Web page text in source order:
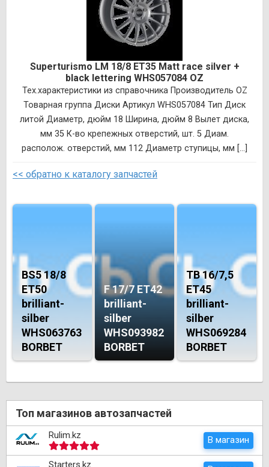
Superturismo LM 18/8 ET35 Matt race silver +
black lettering WHS057084 OZ
Тех.характеристики из справочника Производитель OZ
Товарная группа Диски Артикул WHS057084 Тип Диск
литой Диаметр, дюйм 18 Ширина, дюйм 8 Вылет диска,
мм 35 К-во крепежных отверстий, шт. 5 Диам.
располож. отверстий, мм 112 Диаметр ступицы, мм [...]
<< обратно к каталогу запчастей
BS5 18/8
ET50
brilliant-
silber
WHS063763
BORBET
F 17/7 ET42
brilliant-
silber
WHS093982
BORBET
TB 16/7,5
ET45
brilliant-
silber
WHS069284
BORBET
Топ магазинов автозапчастей
Rulim.kz В магазин
Starters.kz